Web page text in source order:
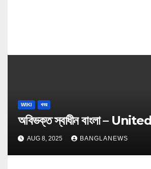
WIKI খবর
অবিভক্ত স্বাধীন বাংলা –
AUG 8, 2025 BANGLANEWS